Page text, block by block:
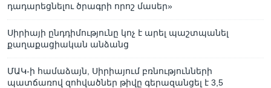
դադարեցնելու ծրագրի որոշ մասեր»
Սիրիայի ընդդիմությունը կոչ է արել պաշտպանել
քաղաքացիական անձանց
ՄԱԿ-ի համաձայն, Սիրիայում բռնությունների
պատճառով զոհվածներ թիվը գերազանցել է 3,5